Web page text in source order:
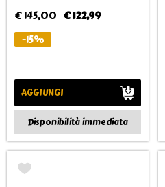
€ 145,00 € 122,99
-15%
AGGIUNGI
Disponibilità immediata